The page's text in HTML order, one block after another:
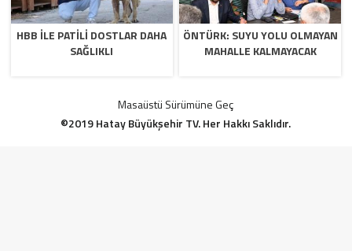
HBB İLE PATİLİ DOSTLAR DAHA
SAĞLIKLI
ÖNTÜRK: SUYU YOLU OLMAYAN
MAHALLE KALMAYACAK
Masaüstü Sürümüne Geç
©2019 Hatay Büyükşehir TV. Her Hakkı Saklıdır.